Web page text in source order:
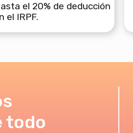
el 20% de deducción
el IRPF.
todo